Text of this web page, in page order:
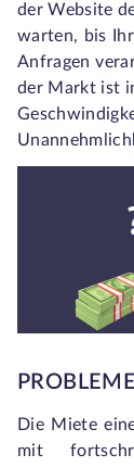
der Website
warten, bis
Anfragen
der Markt ist
Die Miete
mit